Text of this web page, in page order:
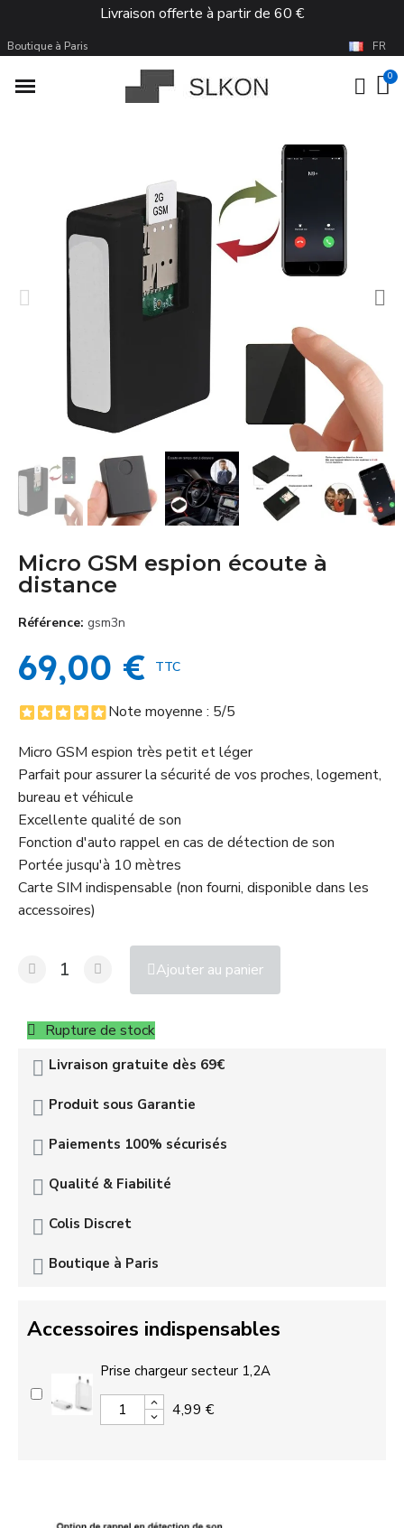
Livraison offerte à partir de 60 €
Boutique à Paris FR
Micro GSM espion écoute à
distance
Référence gsm3n
69,00 € TTC
Note moyenne : 5/5
Micro GSM espion très petit et léger
Parfait pour assurer la sécurité de vos proches, logement,
bureau et véhicule
Excellente qualité de son
Fonction d'auto rappel en cas de détection de son
Portée jusqu'à 10 mètres
Carte SIM indispensable (non fourni, disponible dans les
accessoires)
Ajouter au panier
Rupture de stock
Livraison gratuite dès 69€
Produit sous Garantie
Paiements 100% sécurisés
Qualité & Fiabilité
Colis Discret
Boutique à Paris
Accessoires indispensables
Prise chargeur secteur 1,2A
4,99 €